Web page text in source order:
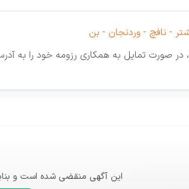
- نافچ - وردنجان - بن
در صورت تمایل به همکاری رزومه خود را به
این آگهی منقضی شده است و